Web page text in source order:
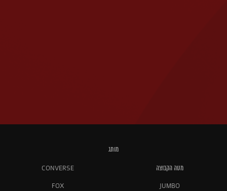
מותג
מטה הקבוצה CONVERSE
JUMBO
FOX